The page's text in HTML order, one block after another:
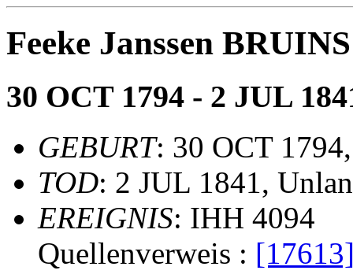
Feeke Janssen BRUINS
30 OCT 1794 - 2 JUL
GEBURT: 30 OCT
TOD: 2 JUL 1841,
EREIGNIS: IHH 4094
Quellenverweis :